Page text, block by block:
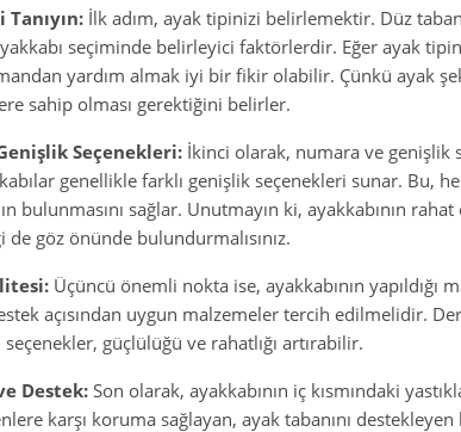
İlk adım, ayak tipinizi belirlemektir. Düz
seçiminde belirleyici faktörlerdir. Eğer ayak
yardım almak iyi bir fikir olabilir. Çünkü ayak
sahip olması gerektiğini belirler.
Seçenekleri:İkinci olarak, numara ve genişlik
genellikle farklı genişlik seçenekleri sunar. Bu,
bulunmasını sağlar. Unutmayın ki, ayakkabının
de göz önünde bulundurmalısınız.
Üçüncü önemli nokta ise, ayakkabının yapıldığı
açısından uygun malzemeler tercih edilmelidir.
güçlülüğü ve rahatlığı artırabilir.
Destek:Son olarak, ayakkabının iç kısmındaki
karşı koruma sağlayan, ayak tabanını